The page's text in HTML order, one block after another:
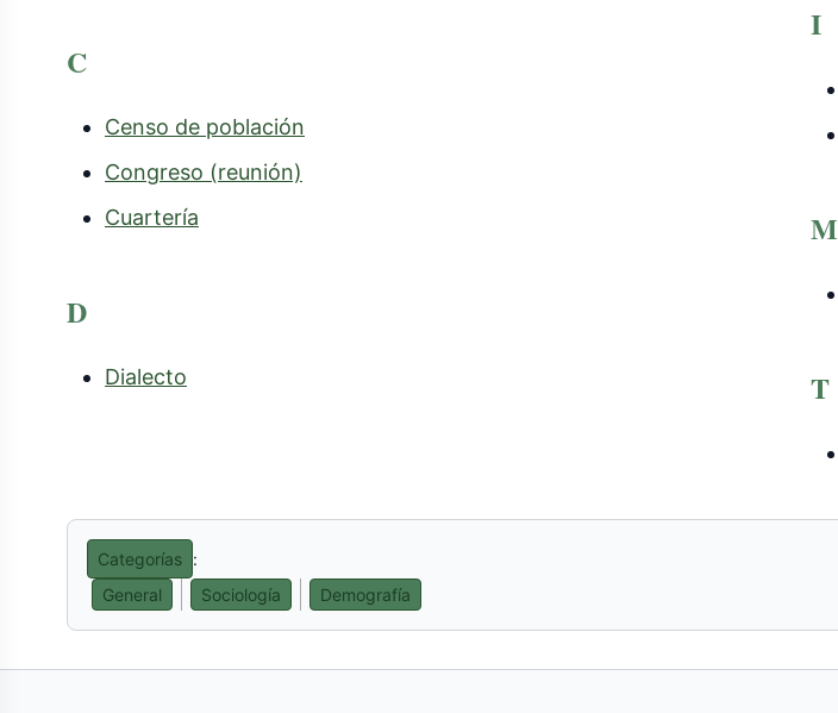
C
Censo de población
Congreso (reunión)
Cuartería
D
Dialecto
I
M
T
Categorías :
General
Sociología Demografía